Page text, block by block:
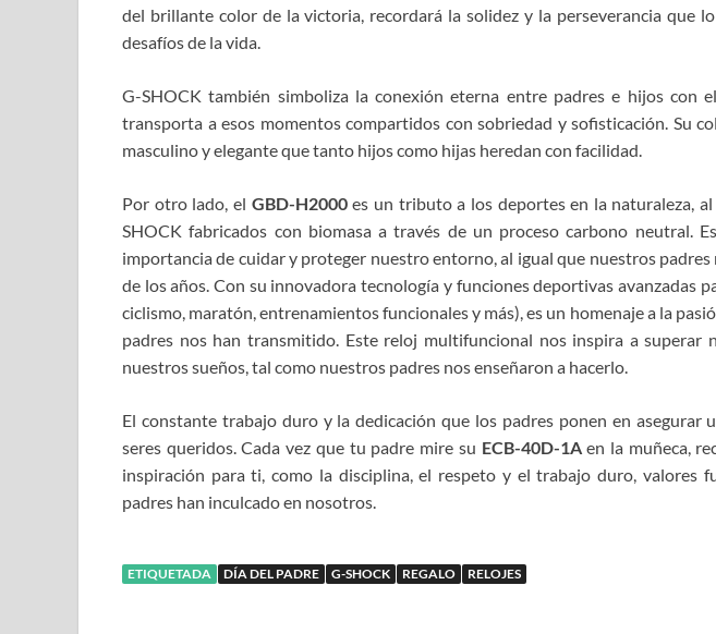
del brillante color de la victoria, recordará la solidez y la perseverancia que
desafíos de la vida.
G-SHOCK también simboliza la conexión eterna entre padres e hijos con
transporta a esos momentos compartidos con sobriedad y sofisticación. Su
masculino y elegante que tanto hijos como hijas heredan con facilidad.
Por otro lado, el GBD-H2000es un tributo a los deportes en la naturaleza,
SHOCK fabricados con biomasa a través de un proceso carbono neutral.
importancia de cuidar y proteger nuestro entorno, al igual que nuestros
de los años. Con su innovadora tecnología y funciones deportivas avanzadas
ciclismo, maratón, entrenamientos funcionales y más), es un homenaje a la
padres nos han transmitido. Este reloj multifuncional nos inspira a superar
nuestros sueños, tal como nuestros padres nos enseñaron a hacerlo.
El constante trabajo duro y la dedicación que los padres ponen en asegurar
seres queridos. Cada vez que tu padre mire su ECB-40D-1Aen la muñeca,
inspiración para ti, como la disciplina, el respeto y el trabajo duro, valores
padres han inculcado en nosotros.
ETIQUETADA DÍA DEL PADRE G-SHOCK REGALO RELOJES